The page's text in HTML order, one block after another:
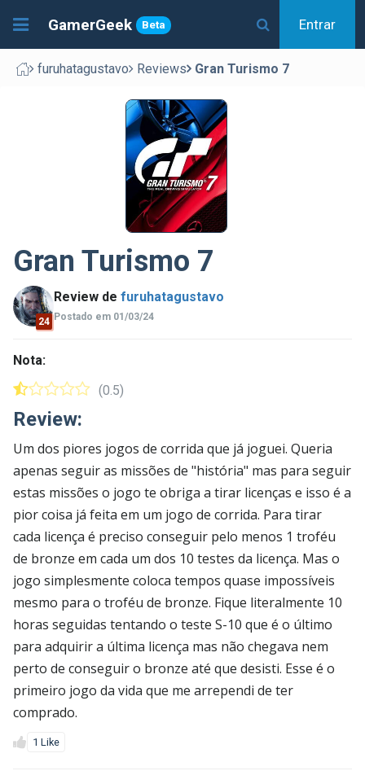
GamerGeek Beta Entrar
furuhatagustavo Reviews Gran Turismo 7
Gran Turismo 7
24
Review de furuhatagustavo
Postado em 01/03/24
Nota:
(0.5)
Review:
Um dos piores jogos de corrida que já joguei. Queria
apenas seguir as missões de "história" mas para seguir
estas missões o jogo te obriga a tirar licenças e isso é a
pior coisa já feita em um jogo de corrida. Para tirar
cada licença é preciso conseguir pelo menos 1 troféu
de bronze em cada um dos 10 testes da licença. Mas o
jogo simplesmente coloca tempos quase impossíveis
mesmo para o troféu de bronze. Fique literalmente 10
horas seguidas tentando o teste S-10 que é o último
para adquirir a última licença mas não chegava nem
perto de conseguir o bronze até que desisti. Esse é o
primeiro jogo da vida que me arrependi de ter
comprado.
1 Like